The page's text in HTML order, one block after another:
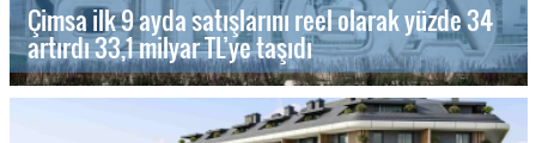
Çimsa ilk 9 ayda satışlarını reel olarak yüzde 34
artırdı 33,1 milyar TL’ye taşıdı